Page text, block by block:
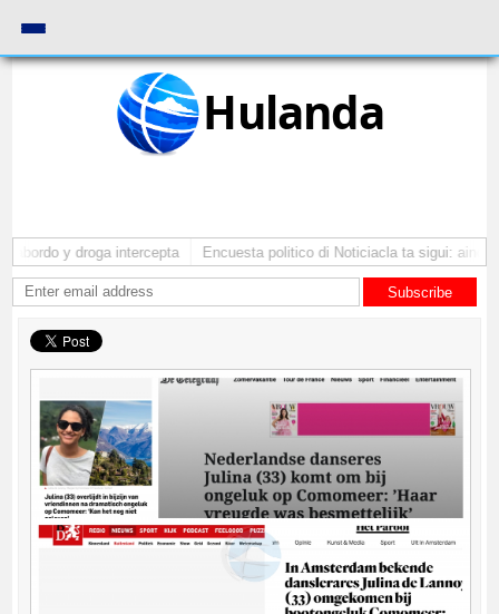
Hulanda
abordo y droga intercepta Encuesta politico di Noticiacla ta sigui: ainda
Subscribe